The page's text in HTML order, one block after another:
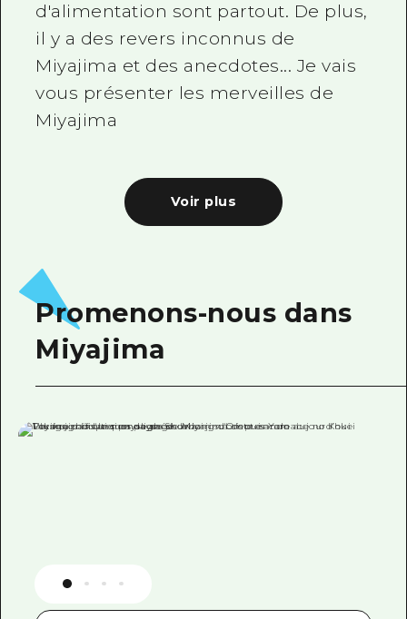
d'alimentation sont partout. De plus,
il y a des revers inconnus de
Miyajima et des anecdotes... Je vais
vous présenter les merveilles de
Miyajima
Voir plus
Promenons-nous dans
Miyajima